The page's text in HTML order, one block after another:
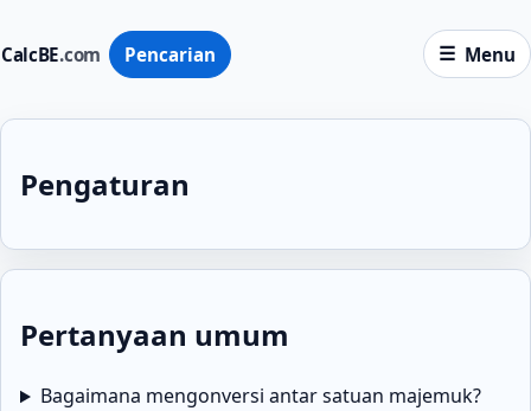
CalcBE.com Pencarian Menu
Pengaturan
Pertanyaan umum
Bagaimana mengonversi antar satuan majemuk?